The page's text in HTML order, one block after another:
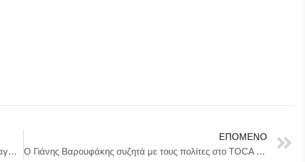
Συνελήφθησαν -2- άτομα για υπόθεση παράνομης εισαγωγής και διακίνησης-25- πιστολιών στη χώρα σε περιοχές της Θράκης
ΕΠΌΜΕΝΟ
Ο Γιάνης Βαρουφάκης συζητά με τους πολίτες στο TOCA cafe bar στην Αγία Παρασκευή